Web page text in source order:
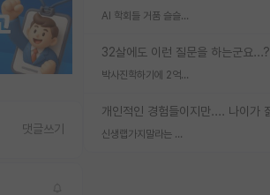
AI 학회들 거품 슬슬 지적이 나오네요
32살에도 이런 질문을 하는군요...?
박사진학하기에 2억은 괜찮은 (?) 정도의 경제력인가요
신생랩가지말라는 이유가 있었구나
댓글쓰기